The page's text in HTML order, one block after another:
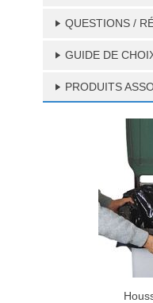
QUESTIONS /
GUIDE DE
PRODUITS